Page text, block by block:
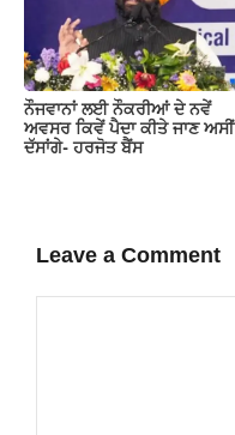
ਨੌਜਵਾਨਾਂ ਲਈ ਨੌਕਰੀਆਂ ਦੇ ਨਵੇਂ
ਅਵਸਰ ਕਿਵੇਂ ਪੈਦਾ ਕੀਤੇ ਜਾਣ ਅਸੀਂ
ਦੱਸਾਂਗੇ- ਹਰਜੋਤ ਬੈਂਸ
Leave a Comment